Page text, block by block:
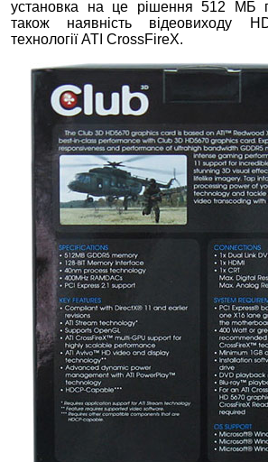
установка на це рішення 512 МБ
також наявність відеовиходу
технології ATI CrossFireX.